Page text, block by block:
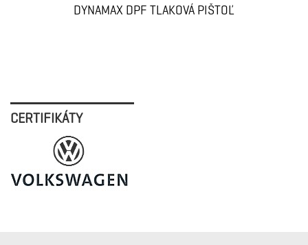
DYNAMAX DPF TLAKOVÁ PIŠTOĽ
CERTIFIKÁTY